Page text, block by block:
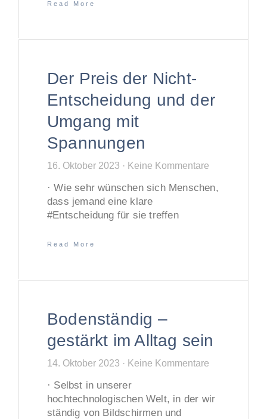
Read More
Der Preis der Nicht-
Entscheidung und der
Umgang mit
Spannungen
16. Oktober 2023 Keine Kommentare
· Wie sehr wünschen sich Menschen,
dass jemand eine klare
#Entscheidung für sie treffen
Read More
Bodenständig –
gestärkt im Alltag sein
14. Oktober 2023 Keine Kommentare
· Selbst in unserer
hochtechnologischen Welt, in der wir
ständig von Bildschirmen und